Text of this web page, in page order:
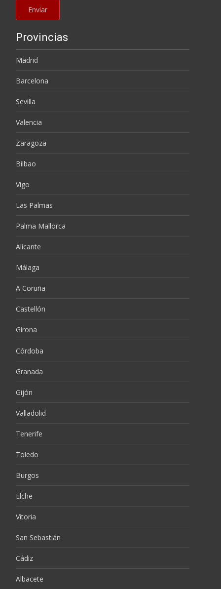
Provincias
Madrid
Barcelona
Sevilla
Valencia
Zaragoza
Bilbao
Vigo
Las Palmas
Palma Mallorca
Alicante
Málaga
A Coruña
Castellón
Girona
Córdoba
Granada
Gijón
Valladolid
Tenerife
Toledo
Burgos
Elche
Vitoria
San Sebastián
Cádiz
Albacete